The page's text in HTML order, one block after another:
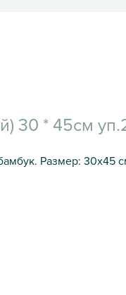
30 * 45см
Размер: 30х45